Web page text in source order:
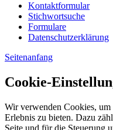
Kontaktformular
Stichwortsuche
Formulare
Datenschutzerklärung
Seitenanfang
Cookie-
Wir verwenden Cookies,
Erlebnis zu bieten. Dazu